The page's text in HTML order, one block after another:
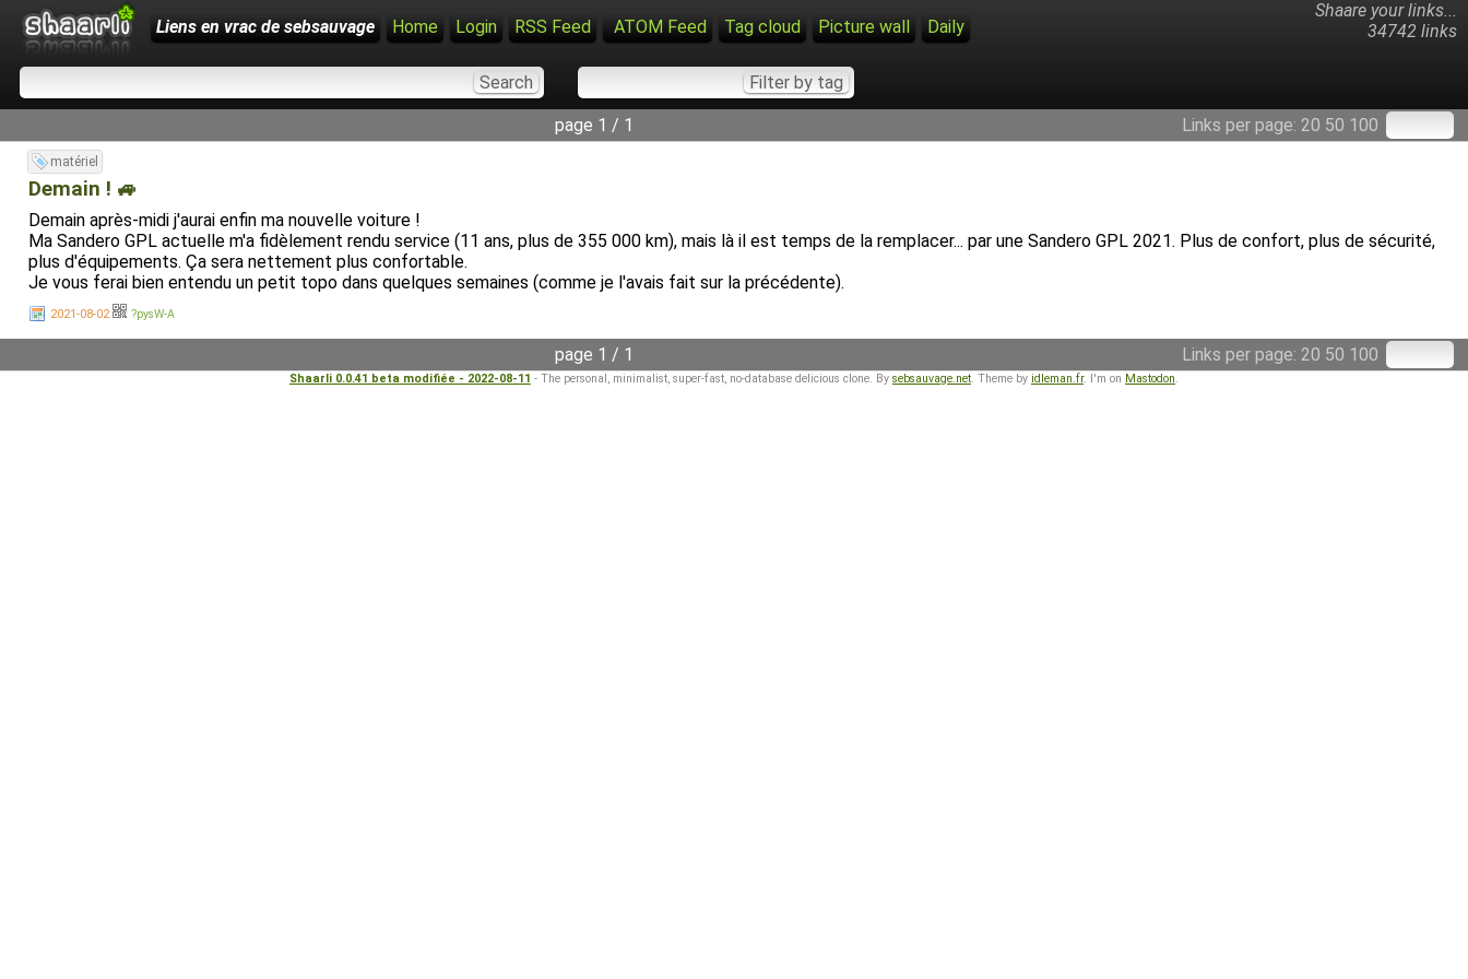
Shaare your links...
34742 links
Liens en vrac de sebsauvage Home Login RSS Feed ATOM Feed Tag cloud Picture wall Daily
Links per page: 20 50 100
page 1 / 1
matériel
Demain ! 🚙
Demain après-midi j'aurai enfin ma nouvelle voiture !
Ma Sandero GPL actuelle m'a fidèlement rendu service (11 ans, plus de 355 000 km), mais là il est temps de la remplacer... par une Sandero GPL 2021. Plus de confort, plus de sécurité,
plus d'équipements. Ça sera nettement plus confortable.
Je vous ferai bien entendu un petit topo dans quelques semaines (comme je l'avais fait sur la précédente).
2021-08-02 ?pysW-A
Links per page: 20 50 100
page 1 / 1
Shaarli 0.0.41 beta modifiée - 2022-08-11 - The personal, minimalist, super-fast, no-database delicious clone. By sebsauvage.net. Theme by idleman.fr. I'm on Mastodon.